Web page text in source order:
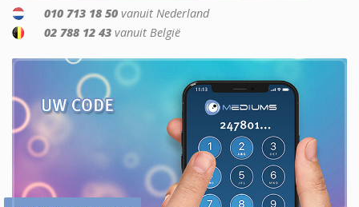
010 713 18 50 vanuit Nederland
02 788 12 43 vanuit België